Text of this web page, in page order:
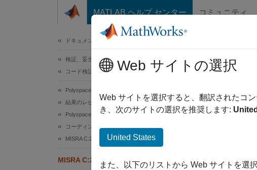
コンテンツへスキップ
MATLAB ヘルプ センター コミュニティ
ドキュメンテーションのホーム
検証、妥当性確認、テスト
コード検証
Polyspace Bug Finder
結果のレビューとレポート生成
Polyspace Bug Finder の結果
コーディング規約
MISRA C:2023 命令およびルール
MISRA C:2023 Rule 17.12
MISRA
A function
R2024a 以降
Web サイトの選択
Web サイトを選択すると、翻訳されたコ
き、次のサイトの選択を推奨します:
United States
また、以下のリストから Web サイトを選